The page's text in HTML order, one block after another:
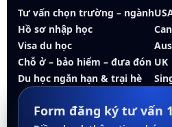
Tư vấn chọn trường – ngành
Hồ sơ nhập học
Visa du học
Chỗ ở – bảo hiểm – đưa đón
Du học ngắn hạn & trại hè
UK
Form đăng ký tư vấn